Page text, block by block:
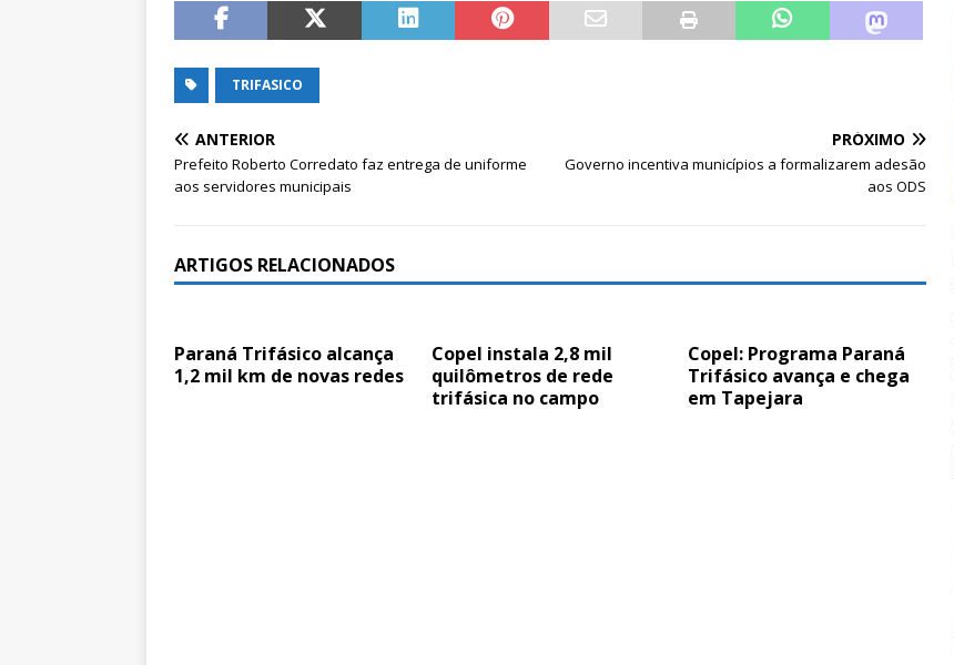
TRIFASICO
ANTERIOR
Prefeito Roberto Corredato faz entrega de uniforme
aos servidores municipais
PRÓXIMO
Governo incentiva municípios a formalizarem adesão
aos ODS
ARTIGOS RELACIONADOS
Paraná Trifásico alcança
1,2 mil km de novas redes
Copel instala 2,8 mil
quilômetros de rede
trifásica no campo
Copel: Programa Paraná
Trifásico avança e chega
em Tapejara